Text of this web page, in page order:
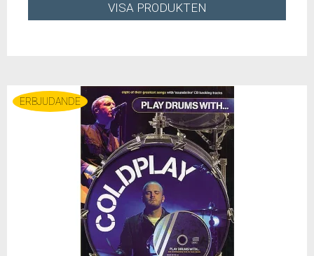
VISA PRODUKTEN
ERBJUDANDE